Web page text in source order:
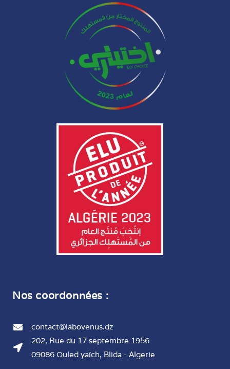
Nos coordonnées :
contact@labovenus.dz
202, Rue du 17 septembre 1956
09086 Ouled yaïch, Blida - Algerie